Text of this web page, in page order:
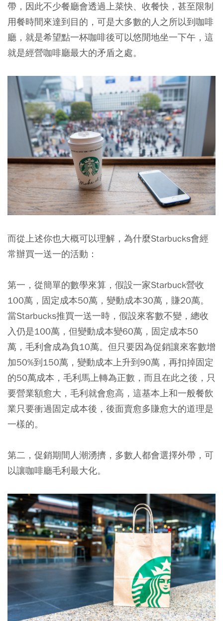
帶，因此不少餐廳會透過上菜快、收餐快，甚至限制
用餐時間來達到目的，可是大多數的人之所以到咖啡
廳，就是希望點一杯咖啡後可以悠閒地坐一下午，這
就是經營咖啡廳最大的矛盾之處。
而從上述你也大概可以理解，為什麼Starbucks會經
常辦買一送一的活動：
第一，從簡單的數學來算，假設一家Starbuck營收
100萬，固定成本50萬，變動成本30萬，賺20萬。
當Starbucks推買一送一時，假設來客數不變，總收
入仍是100萬，但變動成本變60萬，固定成本50
萬，毛利會成為負10萬。但只要因為促銷讓來客數增
加50%到150萬，變動成本上升到90萬，再扣掉固定
的50萬成本，毛利馬上轉為正數，而且在此之後，只
要營業額愈大，毛利就會愈高，這基本上和一般餐飲
業只要衝過固定成本後，後面賣愈多賺愈大的道理是
一樣的。
第二，促銷期間人潮湧擠，多數人都會選擇外帶，可
以讓咖啡廳毛利最大化。